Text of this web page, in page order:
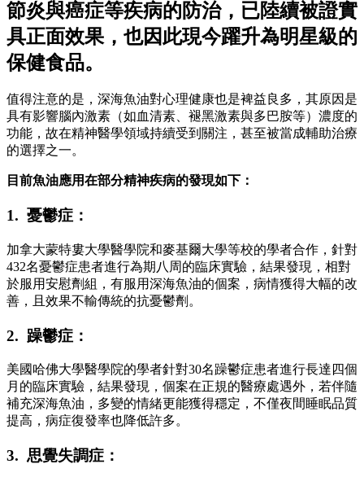
節炎與癌症等疾病的防治，已陸續被證實
具正面效果，也因此現今躍升為明星級的
保健食品。
值得注意的是，深海魚油對心理健康也是裨益良多，其原因是
具有影響腦內激素（如血清素、褪黑激素與多巴胺等）濃度的
功能，故在精神醫學領域持續受到關注，甚至被當成輔助治療
的選擇之一。
目前魚油應用在部分精神疾病的發現如下：
1. 憂鬱症：
加拿大蒙特婁大學醫學院和麥基爾大學等校的學者合作，針對
432名憂鬱症患者進行為期八周的臨床實驗，結果發現，相對
於服用安慰劑組，有服用深海魚油的個案，病情獲得大幅的改
善，且效果不輸傳統的抗憂鬱劑。
2. 躁鬱症：
美國哈佛大學醫學院的學者針對30名躁鬱症患者進行長達四個
月的臨床實驗，結果發現，個案在正規的醫療處遇外，若伴隨
補充深海魚油，多變的情緒更能獲得穩定，不僅夜間睡眠品質
提高，病症復發率也降低許多。
3. 思覺失調症：